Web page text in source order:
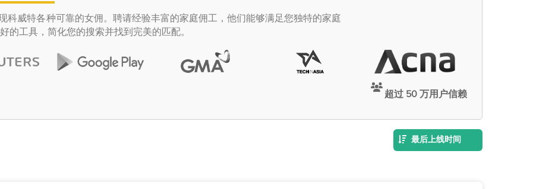
科威特各种可靠的女佣。聘请经验丰富的家庭佣工，他们能够满足您独特的家庭
的工具，简化您的搜索并找到完美的匹配。
超过 50 万用户信赖
最后上线时间